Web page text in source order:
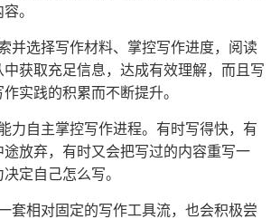
。
并选择写作材料、掌控写作进度，阅读
获取充足信息，达成有效理解，而且写
实践的积累而不断提升。
力自主掌控写作进程。有时写得快，有
途放弃，有时又会把写过的内容重写一
定自己怎么写。
套相对固定的写作工具流，也会积极尝